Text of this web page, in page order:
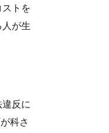
トを
が生
反に
科さ